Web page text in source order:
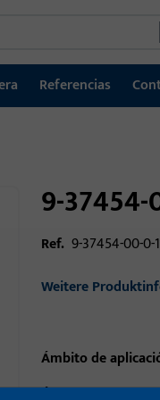
Referencias
9-
Ref. 9-37454-00-0-1
Weitere
Ámbito de
Ámbito de